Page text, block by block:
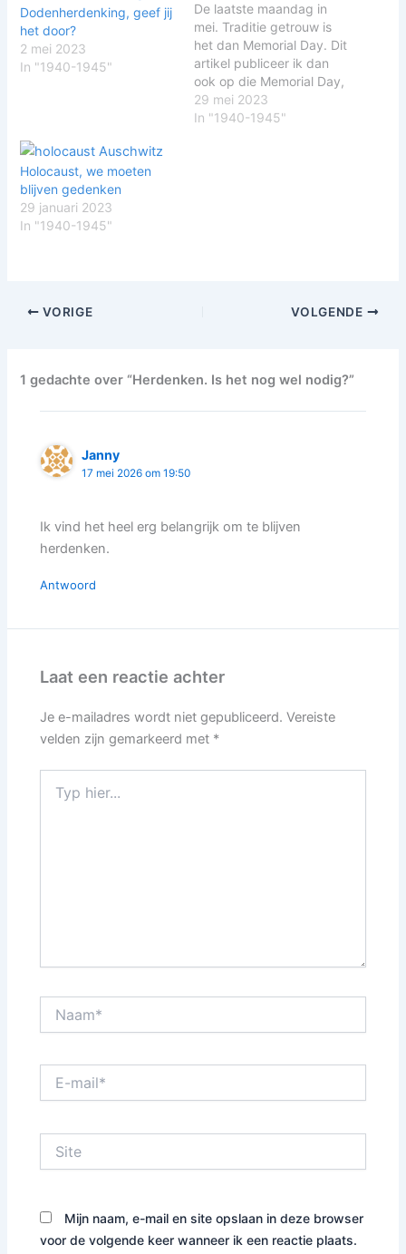
Dodenherdenking, geef jij
het door?
2 mei 2023
In "1940-1945"
De laatste maandag in
mei. Traditie getrouw is
het dan Memorial Day. Dit
artikel publiceer ik dan
ook op die Memorial Day,
maar ik schrijf hem een
dag eerder. Buiten, in de
29 mei 2023
In "1940-1945"
Holocaust, we moeten
blijven gedenken
29 januari 2023
In "1940-1945"
VORIGE VOLGENDE
1 gedachte over “Herdenken. Is het nog wel nodig?”
Janny
17 mei 2026 om 19:50
Ik vind het heel erg belangrijk om te blijven
herdenken.
Antwoord
Laat een reactie achter
Je e-mailadres wordt niet gepubliceerd. Vereiste
velden zijn gemarkeerd met *
hier...
mail*
Mijn naam, e-mail en site opslaan in deze browser
voor de volgende keer wanneer ik een reactie plaats.